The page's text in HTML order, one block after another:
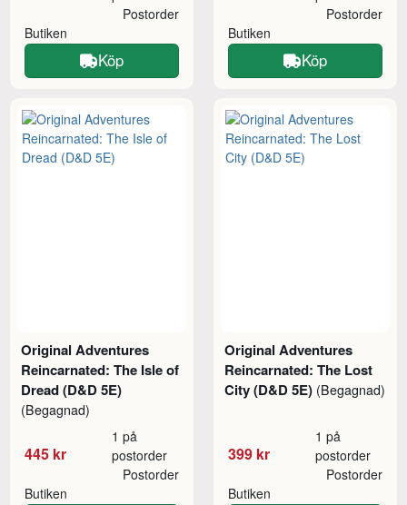
Butiken
Postorder
Köp
Butiken
Postorder
Köp
Original Adventures
Reincarnated: The Isle of
Dread (D&D 5E)
(Begagnad)
445 kr
1 på
postorder
Butiken
Postorder
Original Adventures
Reincarnated: The Lost
City (D&D 5E) (Begagnad)
399 kr
1 på
postorder
Butiken
Postorder